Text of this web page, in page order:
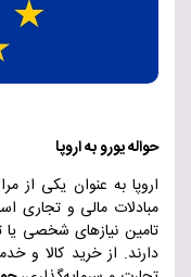
حواله یورو به اروپا
اروپا به عنوان یکی از
مبادلات مالی و تجاری
تامین نیازهای شخصی یا
دارند. از خرید کالا و